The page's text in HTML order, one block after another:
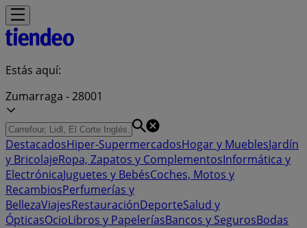
Estás aquí:
Zumarraga - 28001
DestacadosHiper-SupermercadosHogar y MueblesJardín
y BricolajeRopa, Zapatos y ComplementosInformática y
ElectrónicaJuguetes y BebésCoches, Motos y
RecambiosPerfumerías y
BellezaViajesRestauraciónDeporteSalud y
ÓpticasOcioLibros y PapeleríasBancos y SegurosBodas